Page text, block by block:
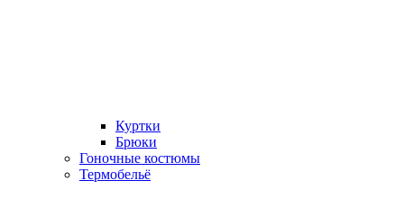
Куртки
Брюки
Гоночные костюмы
Термобельё